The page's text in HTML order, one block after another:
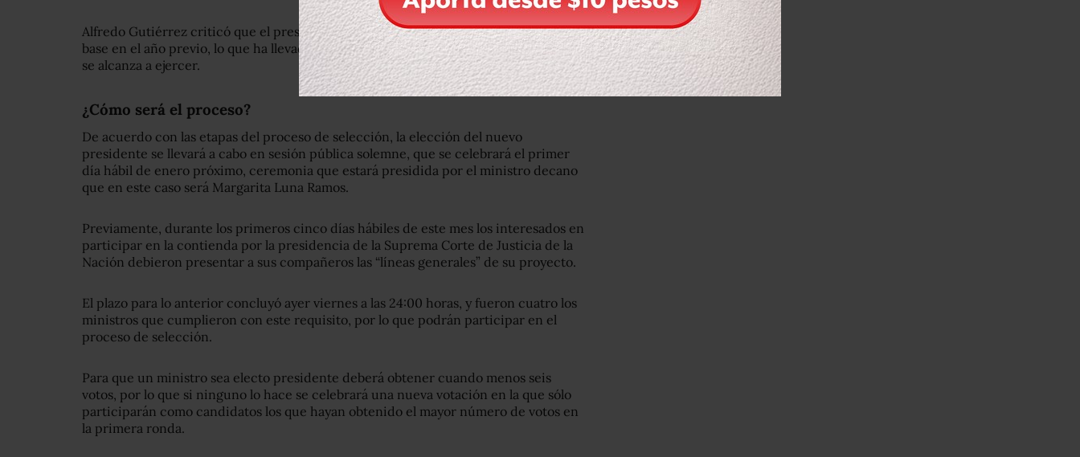
Alfredo Gutiérrez criticó que el presupuesto del PJF se solicite inercialmente con
base en el año previo, lo que ha llevado a que siempre se pida dinero de más que no
se alcanza a ejercer.
¿Cómo será el proceso?
De acuerdo con las etapas del proceso de selección, la elección del nuevo
presidente se llevará a cabo en sesión pública solemne, que se celebrará el primer
día hábil de enero próximo, ceremonia que estará presidida por el ministro decano
que en este caso será Margarita Luna Ramos.
Previamente, durante los primeros cinco días hábiles de este mes los interesados en
participar en la contienda por la presidencia de la Suprema Corte de Justicia de la
Nación debieron presentar a sus compañeros las “líneas generales” de su proyecto.
El plazo para lo anterior concluyó ayer viernes a las 24:00 horas, y fueron cuatro los
ministros que cumplieron con este requisito, por lo que podrán participar en el
proceso de selección.
Para que un ministro sea electo presidente deberá obtener cuando menos seis
votos, por lo que si ninguno lo hace se celebrará una nueva votación en la que sólo
participarán como candidatos los que hayan obtenido el mayor número de votos en
la primera ronda.